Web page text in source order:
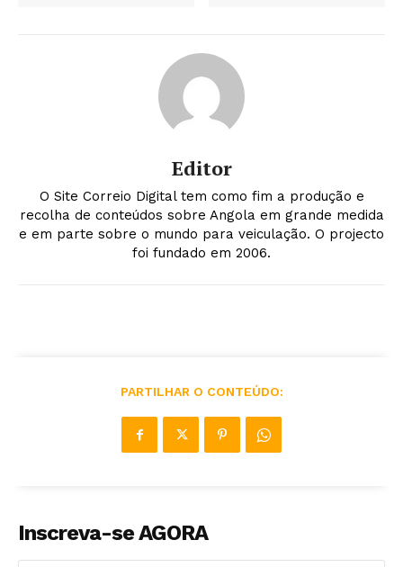
Editor
O Site Correio Digital tem como fim a produção e
recolha de conteúdos sobre Angola em grande medida
e em parte sobre o mundo para veiculação. O projecto
foi fundado em 2006.
PARTILHAR O CONTEÚDO:
Inscreva-se AGORA